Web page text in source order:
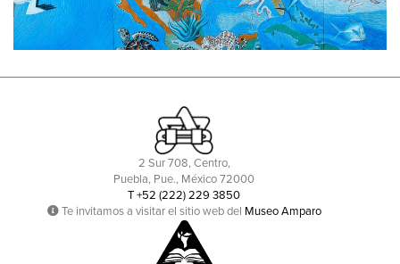
2 Sur 708, Centro,
Puebla, Pue., México 72000
T +52 (222) 229 3850
Te invitamos a visitar el sitio web del Museo Amparo